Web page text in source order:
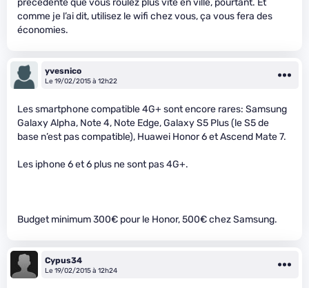
précédente que vous roulez plus vite en ville, pourtant. Et
comme je l’ai dit, utilisez le wifi chez vous, ça vous fera des
économies.
yvesnico
Le 19/02/2015 à 12h22
Les smartphone compatible 4G+ sont encore rares: Samsung
Galaxy Alpha, Note 4, Note Edge, Galaxy S5 Plus (le S5 de
base n’est pas compatible), Huawei Honor 6 et Ascend Mate 7.
Les iphone 6 et 6 plus ne sont pas 4G+.
Budget minimum 300€ pour le Honor, 500€ chez Samsung.
Cypus34
Le 19/02/2015 à 12h24